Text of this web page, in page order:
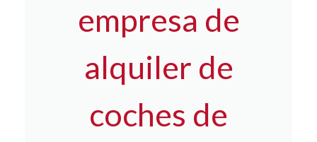
empresa de
alquiler de
coches de